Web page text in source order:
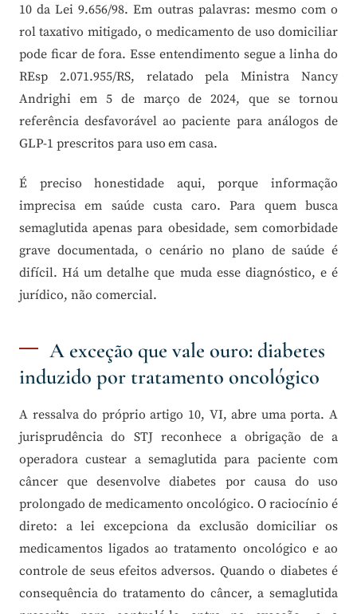
10 da Lei 9.656/98. Em outras palavras: mesmo com o
rol taxativo mitigado, o medicamento de uso domiciliar
pode ficar de fora. Esse entendimento segue a linha do
REsp 2.071.955/RS, relatado pela Ministra Nancy
Andrighi em 5 de março de 2024, que se tornou
referência desfavorável ao paciente para análogos de
GLP-1 prescritos para uso em casa.
É preciso honestidade aqui, porque informação
imprecisa em saúde custa caro. Para quem busca
semaglutida apenas para obesidade, sem comorbidade
grave documentada, o cenário no plano de saúde é
difícil. Há um detalhe que muda esse diagnóstico, e é
jurídico, não comercial.
A exceção que vale ouro: diabetes
induzido por tratamento oncológico
A ressalva do próprio artigo 10, VI, abre uma porta. A
jurisprudência do STJ reconhece a obrigação de a
operadora custear a semaglutida para paciente com
câncer que desenvolve diabetes por causa do uso
prolongado de medicamento oncológico. O raciocínio é
direto: a lei excepciona da exclusão domiciliar os
medicamentos ligados ao tratamento oncológico e ao
controle de seus efeitos adversos. Quando o diabetes é
consequência do tratamento do câncer, a semaglutida